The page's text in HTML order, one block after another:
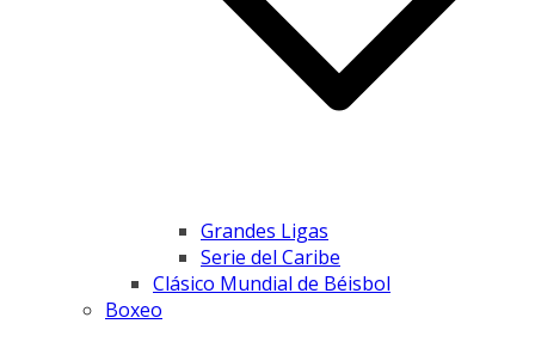
Grandes Ligas
Serie del Caribe
Clásico Mundial de Béisbol
Boxeo